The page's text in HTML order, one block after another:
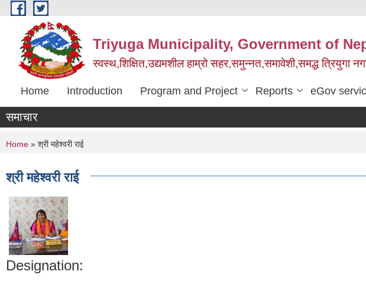
Skip to main content
Triyuga Municipality, Government of
स्वस्थ,शिक्षित,उद्यमशील हाम्रो सहर,समुन्नत,समावेशी,समद्ध त्रियुगा
Home Introduction Program and Project Reports eGov
समाचार
You are here
Home » श्री महेश्वरी राई
श्री महेश्वरी राई
Designation: